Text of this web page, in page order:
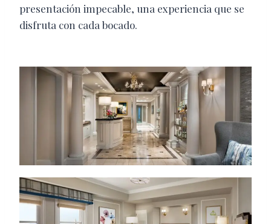
presentación impecable, una experiencia que se
disfruta con cada bocado.